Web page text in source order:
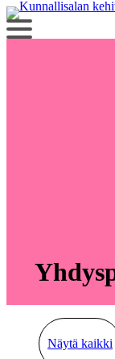
Siirry
sisältöön
Näytä kaikki